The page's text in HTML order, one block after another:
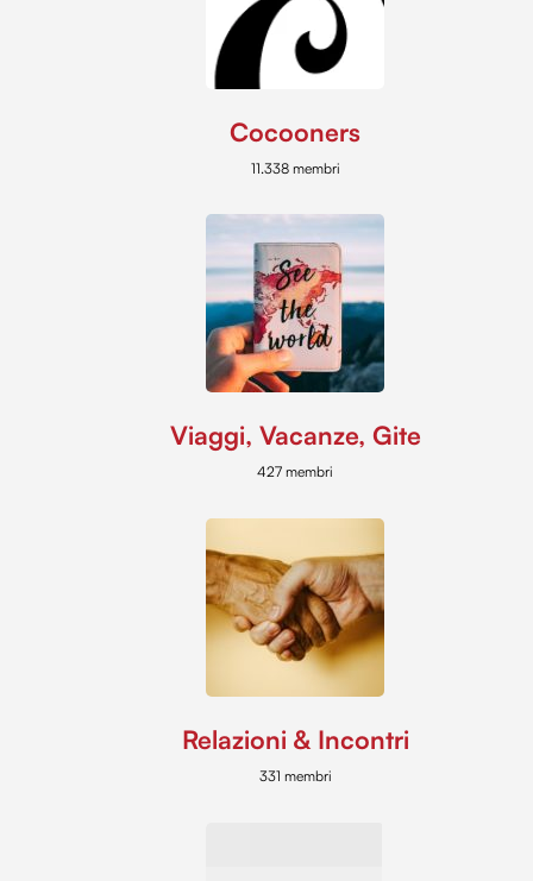
Cocooners
11.338 membri
Viaggi, Vacanze, Gite
427 membri
Relazioni & Incontri
331 membri